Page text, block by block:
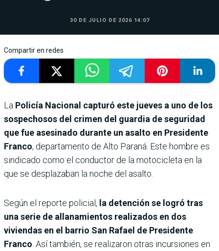
30 DE JULIO DE 2026 14:07
Compartir en redes
La Policía Nacional capturó este jueves a uno de los
sospechosos del crimen del guardia de seguridad
que fue asesinado durante un asalto en Presidente
Franco, departamento de Alto Paraná. Este hombre es
sindicado como el conductor de la motocicleta en la
que se desplazaban la noche del asalto.
Según el reporte policial, la detención se logró tras
una serie de allanamientos realizados en dos
viviendas en el barrio San Rafael de Presidente
Franco . Así también, se realizaron otras incursiones en